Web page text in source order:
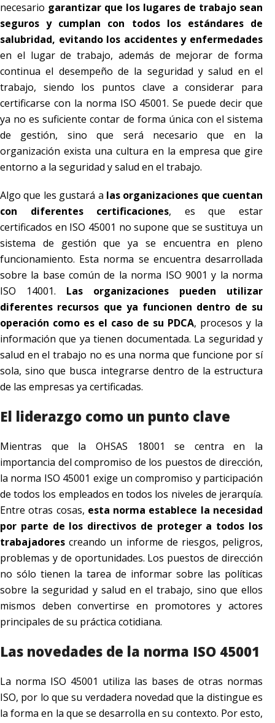
necesario garantizar que los lugares de trabajo sean
seguros y cumplan con todos los estándares de
salubridad, evitando los accidentes y enfermedades
en el lugar de trabajo, además de mejorar de forma
continua el desempeño de la seguridad y salud en el
trabajo, siendo los puntos clave a considerar para
certificarse con la norma ISO 45001. Se puede decir que
ya no es suficiente contar de forma única con el sistema
de gestión, sino que será necesario que en la
organización exista una cultura en la empresa que gire
entorno a la seguridad y salud en el trabajo.
Algo que les gustará a las organizaciones que cuentan
con diferentes certificaciones, es que estar
certificados en ISO 45001 no supone que se sustituya un
sistema de gestión que ya se encuentra en pleno
funcionamiento. Esta norma se encuentra desarrollada
sobre la base común de la norma ISO 9001 y la norma
ISO 14001. Las organizaciones pueden utilizar
diferentes recursos que ya funcionen dentro de su
operación como es el caso de su PDCA, procesos y la
información que ya tienen documentada. La seguridad y
salud en el trabajo no es una norma que funcione por sí
sola, sino que busca integrarse dentro de la estructura
de las empresas ya certificadas.
El liderazgo como un punto clave
Mientras que la OHSAS 18001 se centra en la
importancia del compromiso de los puestos de dirección,
la norma ISO 45001 exige un compromiso y participación
de todos los empleados en todos los niveles de jerarquía.
Entre otras cosas, esta norma establece la necesidad
por parte de los directivos de proteger a todos los
trabajadores creando un informe de riesgos, peligros,
problemas y de oportunidades. Los puestos de dirección
no sólo tienen la tarea de informar sobre las políticas
sobre la seguridad y salud en el trabajo, sino que ellos
mismos deben convertirse en promotores y actores
principales de su práctica cotidiana.
Las novedades de la norma ISO 45001
La norma ISO 45001 utiliza las bases de otras normas
ISO, por lo que su verdadera novedad que la distingue es
la forma en la que se desarrolla en su contexto. Por esto,